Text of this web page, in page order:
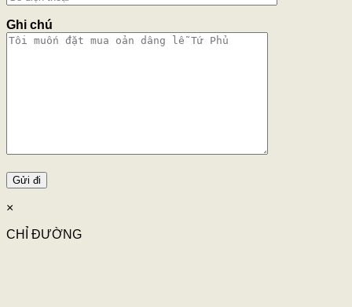
Ghi chú
×
CHỈ ĐƯỜNG